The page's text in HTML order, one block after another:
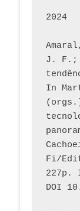
2024
J. F.;
In
Fi/
227p.
DOI